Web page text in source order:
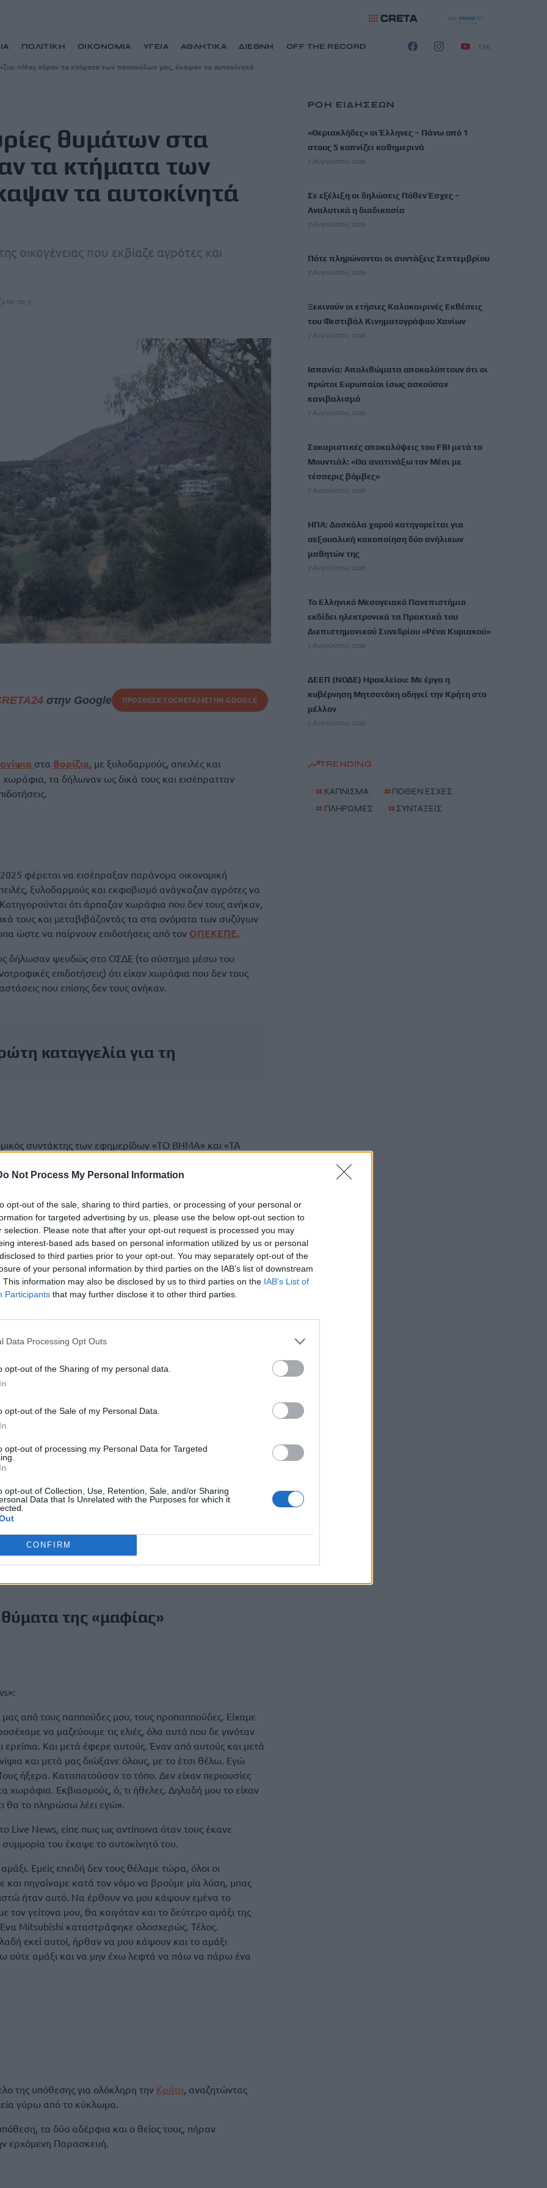
Not Process My Personal Information
opt-out of the sale, sharing to third parties, or processing of your personal or
for targeted advertising by us, please use the below opt-out section to
selection. Please note that after your opt-out request is processed you may
interest-based ads based on personal information utilized by us or personal
to third parties prior to your opt-out. You may separately opt-out of the
of your personal information by third parties on the IAB’s list of downstream
This information may also be disclosed by us to third parties on the IAB’s List of
Participants that may further disclose it to other third parties.
Data Processing Opt Outs
opt-out of the Sharing of my personal data.
opt-out of the Sale of my Personal Data.
opt-out of processing my Personal Data for Targeted
opt-out of Collection, Use, Retention, Sale, and/or Sharing
Data that Is Unrelated with the Purposes for which it
CONFIRM
ΠΟΛΙΤΙΚΗ ΟΙΚΟΝΟΜΙΑ ΥΓΕΙΑ ΑΘΛΗΤΙΚΑ ΔΙΕΘΝΗ OFF THE RECORD 13K
«Μας πήραν τα κτήματα των παππούδων μας, έκαψαν τα αυτοκίνητά
θυμάτων στα
τα κτήματα των
τα αυτοκίνητά
οικογένειας που εκβίαζε αγρότες και
σε 3'
στην Google ΠΡΟΣΘΕΣΕ ΤΟCRETA24ΣΤΗΝ GOOGLE
στα Βορίζια, με ξυλοδαρμούς, απειλές και
χωράφια, τα δήλωναν ως δικά τους και εισέπρατταν
φέρεται να εισέπραξαν παράνομα οικονομική
ξυλοδαρμούς και εκφοβισμό ανάγκαζαν αγρότες να
Κατηγορούνται ότι άρπαζαν χωράφια που δεν τους ανήκαν,
τους και μεταβιβάζοντάς τα στα ονόματα των συζύγων
ώστε να παίρνουν επιδοτήσεις από τον ΟΠΕΚΕΠΕ.
δήλωσαν ψευδώς στο ΟΣΔΕ (το σύστημα μέσω του
επιδοτήσεις) ότι είχαν χωράφια που δεν τους
που επίσης δεν τους ανήκαν.
καταγγελία για τη
συντάκτης των εφημερίδων «ΤΟ ΒΗΜΑ» και «ΤΑ
πως στοιχεία για τη δράση αυτής της οικογένειας
υπήρχε από τη δεκαετία του 90’. Όμως οι Αρχές εκτιμούν
με τις επιδοτήσεις του ΟΠΕΚΕΠΕ, και έκαναν
συγκροτημένη καταγγελία ήταν το 2024, όμως κάτοικοι
είχαν απευθυνθεί στις δικαστικές Αρχές και
καταγγελίες στην Ελληνική αστυνομία όταν έβλεπαν
είτε μερικές φορές τους ρωτούσαν και δεν έπαιρναν
φορές που είχαν καταφύγει σε μεμονωμένες πράξεις
οι οποίες ήταν πλημμεληματικού χαρακτήρα και
τους παρακολούθηση τα τελευταία χρόνια με λίγα
υπήρχαν και οι εξαγγελίες του κ. Χρυσοχοΐδη ότι θα
που έχουν παρόμοιες συμπεριφορές, αυτή η
δράση της και λίγο καιρό αργότερα συνέχισε
θύματα της «μαφίας»
μας από τους παππούδες μου, τους προπαππούδες. Είχαμε
να μαζεύουμε τις ελιές, όλα αυτά που δε γινόταν
ερείπια. Και μετά έφερε αυτούς. Έναν από αυτούς και μετά
και μετά μας διώξανε όλους, με το έτσι θέλω. Εγώ
ήξερα. Καταπατούσαν το τόπο. Δεν είχαν περιουσίες
χωράφια. Εκβιασμούς, ό, τι ήθελες. Δηλαδή μου το είχαν
θα το πληρώσω λέει εγώ».
Live News, είπε πως ως αντίποινα όταν τους έκανε
του έκαψε το αυτοκίνητό του.
Εμείς επειδή δεν τους θέλαμε τώρα, όλοι οι
και πηγαίναμε κατά τον νόμο να βρούμε μία λύση, μπας
ήταν αυτό. Να έρθουν να μου κάψουν εμένα το
τον γείτονα μου, θα καιγόταν και το δεύτερο αμάξι της
Mitsubishi καταστράφηκε ολοσχερώς. Τέλος.
εκεί αυτοί, ήρθαν να μου κάψουν και το αμάξι
ούτε αμάξι και να μην έχω λεφτά να πάω να πάρω ένα
της υπόθεσης για ολόκληρη την Κρήτη, αναζητώντας
γύρω από το κύκλωμα.
τα δύο αδέρφια και ο θείος τους, πήραν
ερχόμενη Παρασκευή.
ΡΟΗ ΕΙΔΗΣΕΩΝ
«Θεριακλήδες» οι Έλληνες – Πάνω από 1
στους 5 καπνίζει καθημερινά
7 Αυγούστου, 2026
Σε εξέλιξη οι δηλώσεις Πόθεν Έσχες –
Αναλυτικά η διαδικασία
7 Αυγούστου, 2026
Πότε πληρώνονται οι συντάξεις Σεπτεμβρίου
7 Αυγούστου, 2026
Ξεκινούν οι ετήσιες Καλοκαιρινές Εκθέσεις
του Φεστιβάλ Κινηματογράφου Χανίων
7 Αυγούστου, 2026
Ισπανία: Απολιθώματα αποκαλύπτουν ότι οι
πρώτοι Ευρωπαίοι ίσως ασκούσαν
κανιβαλισμό
7 Αυγούστου, 2026
Σοκαριστικές αποκαλύψεις του FBI μετά το
Μουντιάλ: «Θα ανατινάξω τον Μέσι με
τέσσερις βόμβες»
7 Αυγούστου, 2026
ΗΠΑ: Δασκάλα χορού κατηγορείται για
σεξουαλική κακοποίηση δύο ανήλικων
μαθητών της
7 Αυγούστου, 2026
Το Ελληνικό Μεσογειακό Πανεπιστήμιο
εκδίδει ηλεκτρονικά τα Πρακτικά του
Διεπιστημονικού Συνεδρίου «Ρένα Κυριακού»
7 Αυγούστου, 2026
ΔΕΕΠ (ΝΟΔΕ) Ηρακλείου: Με έργα η
κυβέρνηση Μητσοτάκη οδηγεί την Κρήτη στο
μέλλον
7 Αυγούστου, 2026
TRENDING
# ΚΑΠΝΙΣΜΑ #ΠΟΘΕΝ ΕΣΧΕΣ
# ΠΛΗΡΩΜΕΣ #ΣΥΝΤΑΞΕΙΣ